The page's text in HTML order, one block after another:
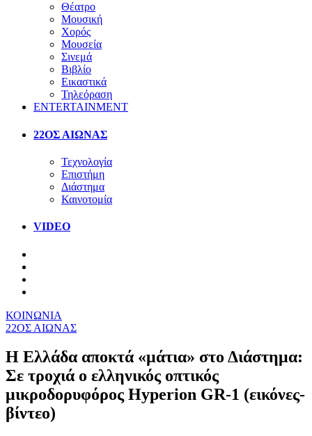
Θέατρο
Μουσική
Χορός
Μουσεία
Σινεμά
Βιβλίο
Εικαστικά
Τηλεόραση
ENTERTAINMENT
22ΟΣ ΑΙΩΝΑΣ
Τεχνολογία
Επιστήμη
Διάστημα
Καινοτομία
VIDEO
ΚΟΙΝΩΝΙΑ
22ΟΣ ΑΙΩΝΑΣ
Η Ελλάδα αποκτά «μάτια» στο Διάστημα:
Σε τροχιά ο ελληνικός οπτικός
μικροδορυφόρος Hyperion GR-1 (εικόνες-
βίντεο)